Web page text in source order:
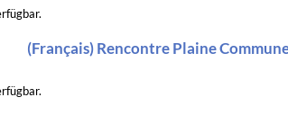
(Français) Rencontre Plaine